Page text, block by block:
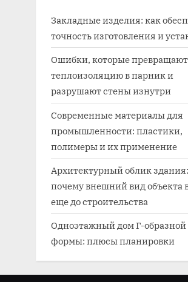
Закладные изделия: как
точность изготовления и
Ошибки, которые превращают
теплоизоляцию в парник и
разрушают стены изнутри
Современные материалы для
промышленности: пластики,
полимеры и их применение
Архитектурный облик здания:
почему внешний вид объекта
еще до строительства
Одноэтажный дом Г-образной
формы: плюсы планировки